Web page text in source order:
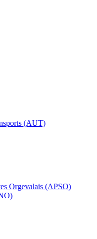
(AUT)
Orgevalais (APSO)